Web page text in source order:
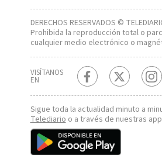
DERECHOS RESERVADOS ©
Prohibida la reproducción total o
cualquier medio electrónico o
VISÍTANOS
EN
Sigue toda la actualidad minuto a
Telediarioo a través de nuestras